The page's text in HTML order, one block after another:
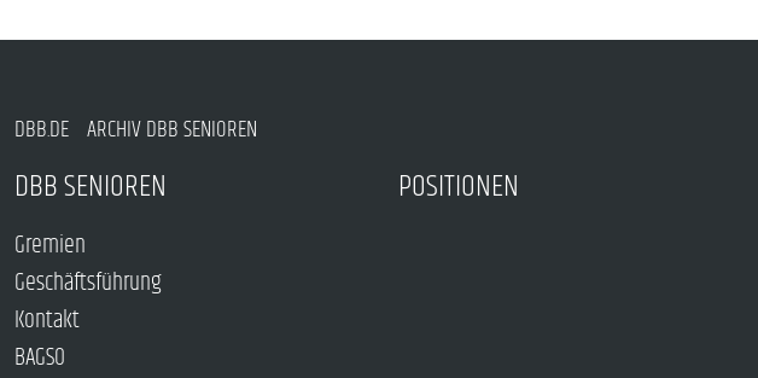
DBB.DE ARCHIV DBB SENIOREN
DBB SENIOREN
Gremien
Geschäftsführung
Kontakt
BAGSO
POSITIONEN